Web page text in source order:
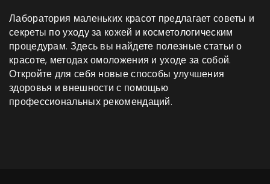
Лаборатория маленьких красот предлагает советы и
секреты по уходу за кожей и косметологическим
процедурам. Здесь вы найдете полезные статьи о
красоте, методах омоложения и уходе за собой.
Откройте для себя новые способы улучшения
здоровья и внешности с помощью
профессиональных рекомендаций.